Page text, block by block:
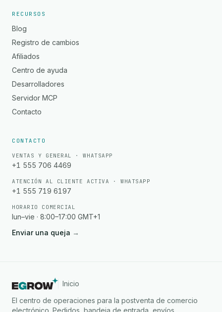
RECURSOS
Blog
Registro de cambios
Afiliados
Centro de ayuda
Desarrolladores
Servidor MCP
Contacto
CONTACTO
VENTAS Y GENERAL · WHATSAPP
+1 555 706 4469
ATENCIÓN AL CLIENTE ACTIVA · WHATSAPP
+1 555 719 6197
HORARIO COMERCIAL
lun–vie · 8:00–17:00 GMT+1
Enviar una queja →
Inicio
El centro de operaciones para la postventa de comercio
electrónico. Pedidos, bandeja de entrada, envíos,